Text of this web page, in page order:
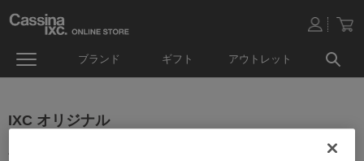
ブランド ギフト アウトレット
IXC オリジナル
上質な生活空間を彩るホームコレクションをテーマに展開するイク